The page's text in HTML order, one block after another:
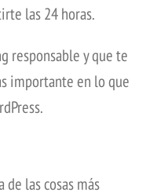
las 24 horas.
responsable y que te
importante en lo que
de las cosas más